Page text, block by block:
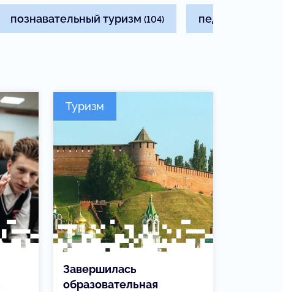
познавательный туризм (104) педагогам
Туризм
Завершилась
образовательная